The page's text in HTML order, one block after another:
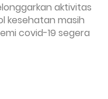
aktivitas
kesehatan masih
covid-19 segera